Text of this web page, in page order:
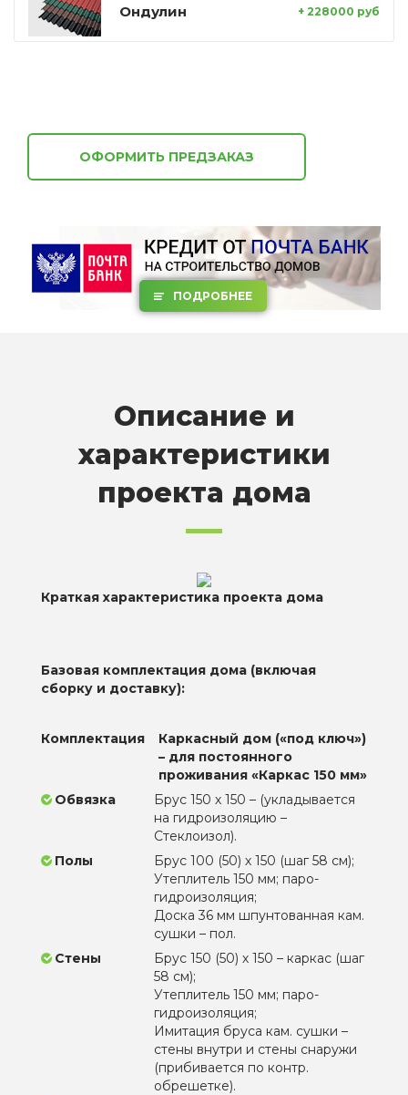
Ондулин + 228000 руб
ОФОРМИТЬ ПРЕДЗАКАЗ
ПОДРОБНЕЕ
Описание и
характеристики
проекта дома
Краткая характеристика проекта дома
Базовая комплектация дома (включая
сборку и доставку):
Комплектация
Каркасный дом («под ключ»)
– для постоянного
проживания «Каркас 150 мм»
Обвязка
Брус 150 х 150 – (укладывается
на гидроизоляцию –
Стеклоизол).
Полы
Брус 100 (50) х 150 (шаг 58 см);
Утеплитель 150 мм; паро-
гидроизоляция;
Доска 36 мм шпунтованная кам.
сушки – пол.
Стены
Брус 150 (50) х 150 – каркас (шаг
58 см);
Утеплитель 150 мм; паро-
гидроизоляция;
Имитация бруса кам. сушки –
стены внутри и стены снаружи
(прибивается по контр.
обрешетке).